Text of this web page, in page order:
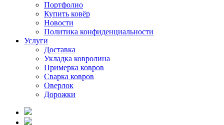
Портфолио
Купить ковёр
Новости
Политика конфиденциальности
Услуги
Доставка
Укладка ковролина
Примерка ковров
Сварка ковров
Оверлок
Дорожки